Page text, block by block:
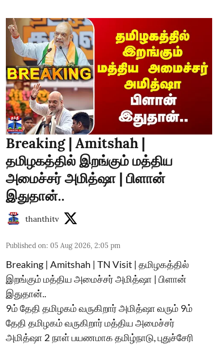
Breaking | Amitshah |
தமிழகத்தில் இறங்கும் மத்திய
அமைச்சர் அமித்ஷா | பிளான்
இதுதான்..
thanthitv
Published on: 05 Aug 2026, 2:05 pm
Breaking | Amitshah | TN Visit | தமிழகத்தில்
இறங்கும் மத்திய அமைச்சர் அமித்ஷா | பிளான்
இதுதான்..
9ம் தேதி தமிழகம் வருகிறார் அமித்ஷா வரும் 9ம்
தேதி தமிழகம் வருகிறார் மத்திய அமைச்சர்
அமித்ஷா 2 நாள் பயணமாக தமிழ்நாடு, புதுச்சேரி